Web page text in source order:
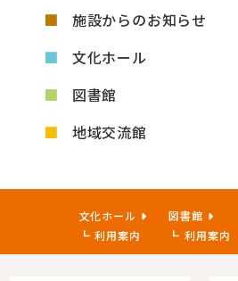
施設からのお知らせ
文化ホール
図書館
地域交流館
文化ホール
利用案内
図書館
利用案内